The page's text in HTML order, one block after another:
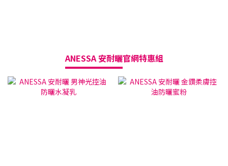
ANESSA 安耐曬官網特惠組